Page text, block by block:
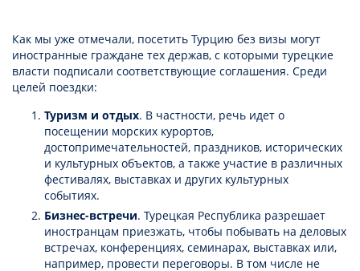
Как мы уже отмечали, посетить Турцию без визы могут
иностранные граждане тех держав, с которыми турецкие
власти подписали соответствующие соглашения. Среди
целей поездки:
Туризм и отдых. В частности, речь идет о
посещении морских курортов,
достопримечательностей, праздников, исторических
и культурных объектов, а также участие в различных
фестивалях, выставках и других культурных
событиях.
Бизнес-встречи. Турецкая Республика разрешает
иностранцам приезжать, чтобы побывать на деловых
встречах, конференциях, семинарах, выставках или,
например, провести переговоры. В том числе не